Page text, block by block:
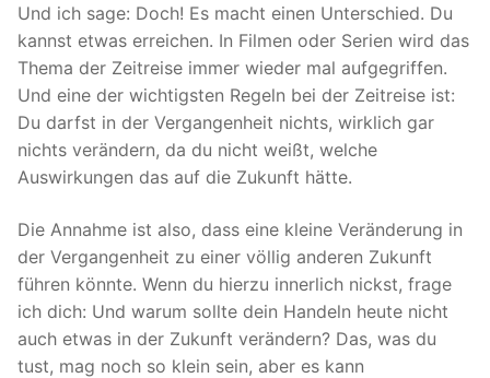
Und ich sage: Doch! Es macht einen Unterschied. Du
kannst etwas erreichen. In Filmen oder Serien wird das
Thema der Zeitreise immer wieder mal aufgegriffen.
Und eine der wichtigsten Regeln bei der Zeitreise ist:
Du darfst in der Vergangenheit nichts, wirklich gar
nichts verändern, da du nicht weißt, welche
Auswirkungen das auf die Zukunft hätte.
Die Annahme ist also, dass eine kleine Veränderung in
der Vergangenheit zu einer völlig anderen Zukunft
führen könnte. Wenn du hierzu innerlich nickst, frage
ich dich: Und warum sollte dein Handeln heute nicht
auch etwas in der Zukunft verändern? Das, was du
tust, mag noch so klein sein, aber es kann